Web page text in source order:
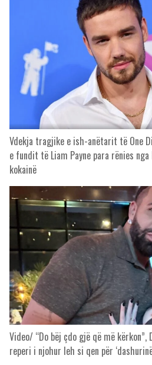
Vdekja tragjike e ish-anëtarit të One
e fundit të Liam Payne para rënies
kokainë
Video/ “Do bëj çdo gjë që më
reperi i njohur leh si qen për